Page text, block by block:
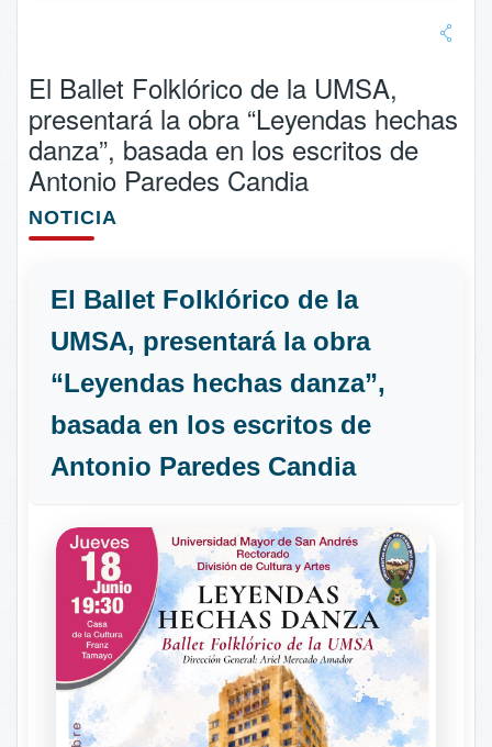
El Ballet Folklórico de la UMSA,
presentará la obra “Leyendas hechas
danza”, basada en los escritos de
Antonio Paredes Candia
NOTICIA
El Ballet Folklórico de la
UMSA, presentará la obra
“Leyendas hechas danza”,
basada en los escritos de
Antonio Paredes Candia